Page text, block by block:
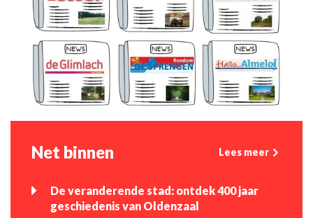
Net binnen Lees meer
De veranderende stad: ontdek 400 jaar
geschiedenis van Oldenzaal